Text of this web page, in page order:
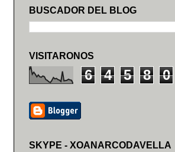
BUSCADOR DEL BLOG
VISITARONOS
6 4 5 8 0
SKYPE - XOANARCODAVELLA